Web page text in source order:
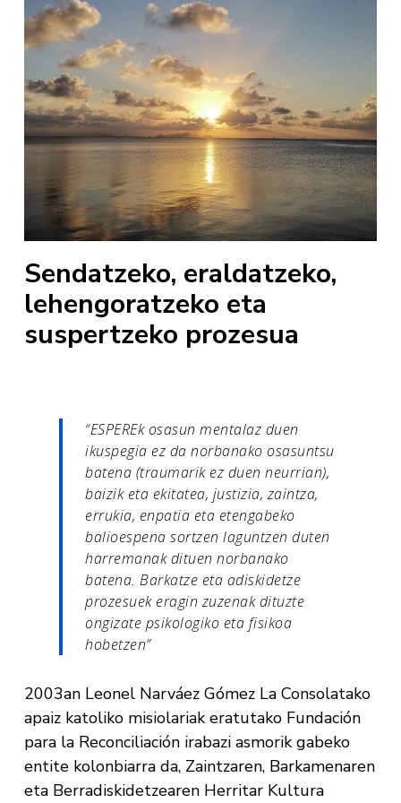
Sendatzeko, eraldatzeko,
lehengoratzeko eta
suspertzeko prozesua
“ESPEREk osasun mentalaz duen
ikuspegia ez da norbanako osasuntsu
batena (traumarik ez duen neurrian),
baizik eta ekitatea, justizia, zaintza,
errukia, enpatia eta etengabeko
balioespena sortzen laguntzen duten
harremanak dituen norbanako
batena. Barkatze eta adiskidetze
prozesuek eragin zuzenak dituzte
ongizate psikologiko eta fisikoa
hobetzen”
2003an Leonel Narváez Gómez La Consolatako
apaiz katoliko misiolariak eratutako Fundación
para la Reconciliación irabazi asmorik gabeko
entite kolonbiarra da, Zaintzaren, Barkamenaren
eta Berradiskidetzearen Herritar Kultura